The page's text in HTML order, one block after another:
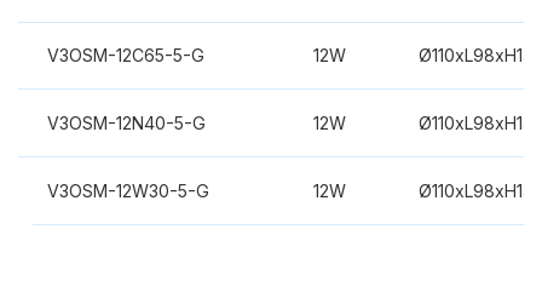
V3OSM-12C65-5-G 12W
V3OSM-12N40-5-G 12W
V3OSM-12W30-5-G 12W